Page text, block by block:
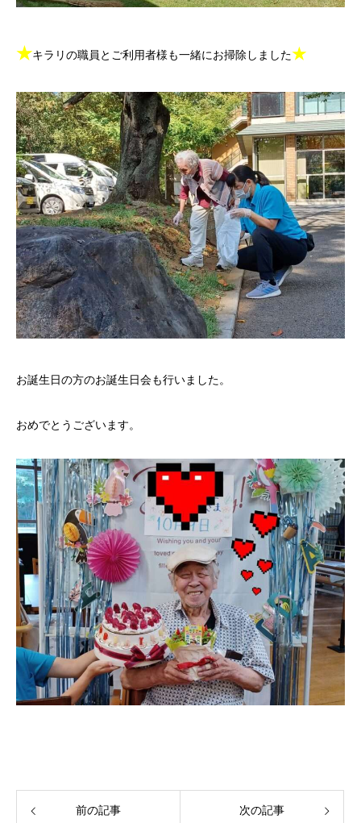
★キラリの職員とご利用者様も一緒にお掃除しました★
お誕生日の方のお誕生日会も行いました。
おめでとうございます。
前の記事 次の記事